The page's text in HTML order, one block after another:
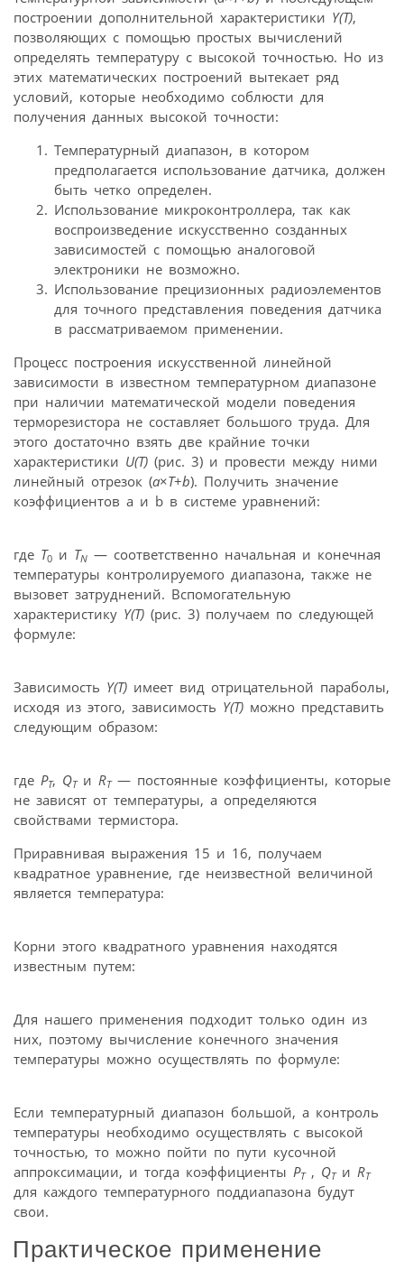
построении дополнительной характеристики Y(Т),
позволяющих с помощью простых вычислений
определять температуру с высокой точностью. Но из
этих математических построений вытекает ряд
условий, которые необходимо соблюсти для
получения данных высокой точности:
Температурный диапазон, в котором
предполагается использование датчика, должен
быть четко определен.
Использование микроконтроллера, так как
воспроизведение искусственно созданных
зависимостей с помощью аналоговой
электроники не возможно.
Использование прецизионных радиоэлементов
для точного представления поведения датчика
в рассматриваемом применении.
Процесс построения искусственной линейной
зависимости в известном температурном диапазоне
при наличии математической модели поведения
терморезистора не составляет большого труда. Для
этого достаточно взять две крайние точки
характеристики U(T) (рис. 3) и провести между ними
линейный отрезок (a×T+b). Получить значение
коэффициентов a и b в системе уравнений:
где Т0 и ТN — соответственно начальная и конечная
температуры контролируемого диапазона, также не
вызовет затруднений. Вспомогательную
характеристику Y(T) (рис. 3) получаем по следующей
формуле:
Зависимость Y(T) имеет вид отрицательной параболы,
исходя из этого, зависимость Y(T) можно представить
следующим образом:
где PT, QTи RT— постоянные коэффициенты, которые
не зависят от температуры, а определяются
свойствами термистора.
Приравнивая выражения 15 и 16, получаем
квадратное уравнение, где неизвестной величиной
является температура:
Корни этого квадратного уравнения находятся
известным путем:
Для нашего применения подходит только один из
них, поэтому вычисление конечного значения
температуры можно осуществлять по формуле:
Если температурный диапазон большой, а контроль
температуры необходимо осуществлять с высокой
точностью, то можно пойти по пути кусочной
аппроксимации, и тогда коэффициенты PT, QTи RT
для каждого температурного поддиапазона будут
свои.
Практическое применение